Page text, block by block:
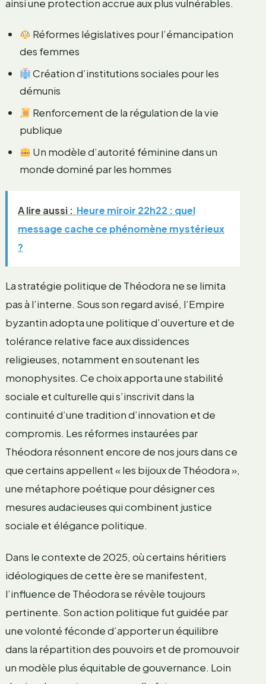
ainsi une protection accrue aux plus vulnérables.
Réformes législatives pour l’émancipation
des femmes
Création d’institutions sociales pour les
démunis
Renforcement de la régulation de la vie
publique
Un modèle d’autorité féminine dans un
monde dominé par les hommes
A lire aussi : Heure miroir 22h22 : quel
message cache ce phénomène mystérieux
?
La stratégie politique de Théodora ne se limita
pas à l’interne. Sous son regard avisé, l’Empire
byzantin adopta une politique d’ouverture et de
tolérance relative face aux dissidences
religieuses, notamment en soutenant les
monophysites. Ce choix apporta une stabilité
sociale et culturelle qui s’inscrivit dans la
continuité d’une tradition d’innovation et de
compromis. Les réformes instaurées par
Théodora résonnent encore de nos jours dans ce
que certains appellent « les bijoux de Théodora »,
une métaphore poétique pour désigner ces
mesures audacieuses qui combinent justice
sociale et élégance politique.
Dans le contexte de 2025, où certains héritiers
idéologiques de cette ère se manifestent,
l’influence de Théodora se révèle toujours
pertinente. Son action politique fut guidée par
une volonté féconde d’apporter un équilibre
dans la répartition des pouvoirs et de promouvoir
un modèle plus équitable de gouvernance. Loin